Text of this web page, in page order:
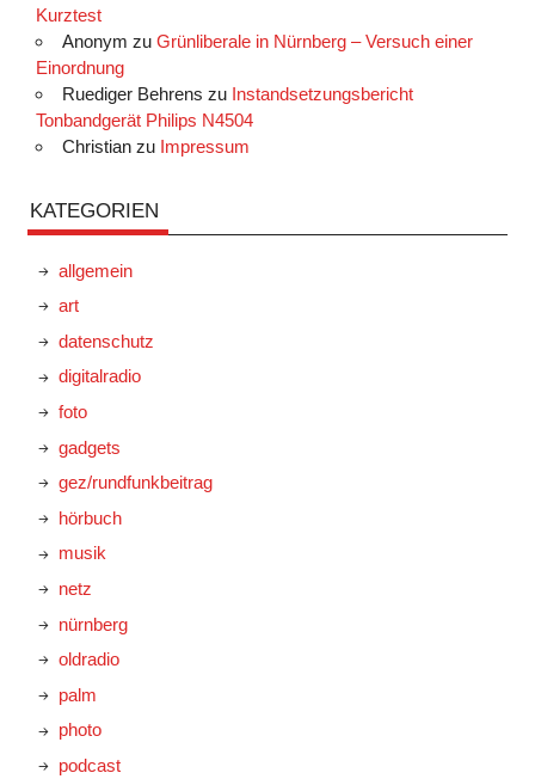
Kurztest
Anonym zu Grünliberale in Nürnberg – Versuch einer
Einordnung
Ruediger Behrens zu Instandsetzungsbericht
Tonbandgerät Philips N4504
Christianzu Impressum
KATEGORIEN
allgemein
art
datenschutz
digitalradio
foto
gadgets
gez/rundfunkbeitrag
hörbuch
musik
netz
nürnberg
oldradio
palm
photo
podcast